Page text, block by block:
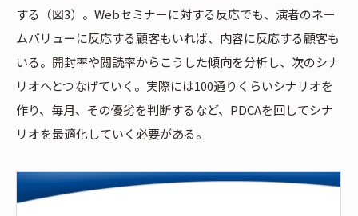
する（図3）。Webセミナーに対する反応でも、演者のネー
ムバリューに反応する顧客もいれば、内容に反応する顧客も
いる。開封率や閲読率からこうした傾向を分析し、次のシナ
リオへとつなげていく。実際には100通りくらいシナリオを
作り、毎月、その優劣を判断するなど、PDCAを回してシナ
リオを最適化していく必要がある。